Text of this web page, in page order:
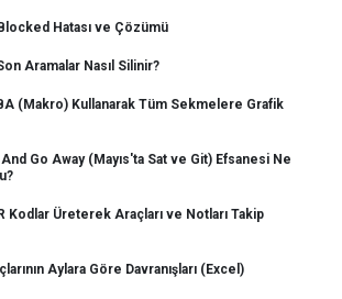
Hatası ve Çözümü
Aramalar Nasıl Silinir?
(Makro) Kullanarak Tüm Sekmelere Grafik
Go Away (Mayıs'ta Sat ve Git) Efsanesi Ne
Kodlar Üreterek Araçları ve Notları Takip
Aylara Göre Davranışları (Excel)